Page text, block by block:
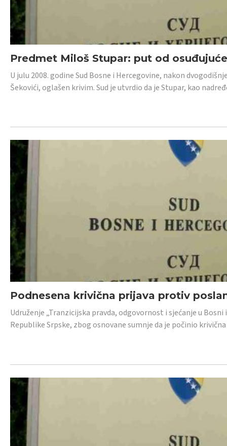
Predmet Miloš Stupar: put od
U julu 2008. godine Sud Bosne i Hercegovine, nakon
Šekovići, oglašen krivim. Sud je utvrdio da je Stupar, kao
Podnesena krivična prijava protiv
Udruženje „Tranzicijska pravda, odgovornost i sjećanje u
Republike Srpske, zbog osnovane sumnje da je počinio